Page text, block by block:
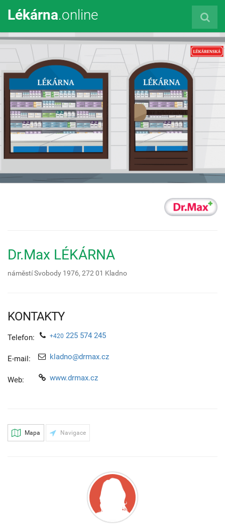
Lékárna.online
Dr.Max LÉKÁRNA
náměstí Svobody 1976, 272 01 Kladno
KONTAKTY
Telefon: +420 225 574 245
E-mail: kladno@drmax.cz
Web: www.drmax.cz
Mapa Navigace